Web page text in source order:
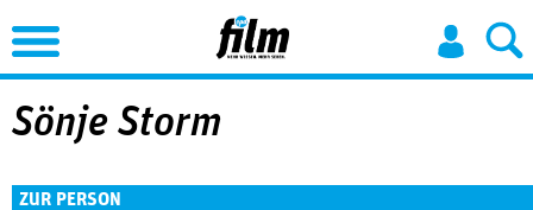
Jump to Navigation
Sönje Storm
ZUR PERSON